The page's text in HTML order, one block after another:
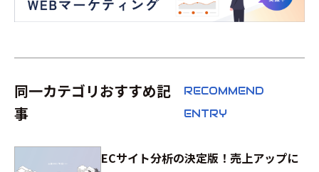
同一カテゴリおすすめ記
事
RECOMMEND
ENTRY
ECサイト分析の決定版！売上アップに